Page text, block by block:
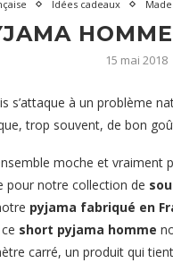
Idées cadeaux
15 mai 2018
s’attaque à un problème
trop souvent, de bon
moche et vraiment
pour notre collection de
pyjama fabriqué en
short pyjama homme
carré, un produit qui